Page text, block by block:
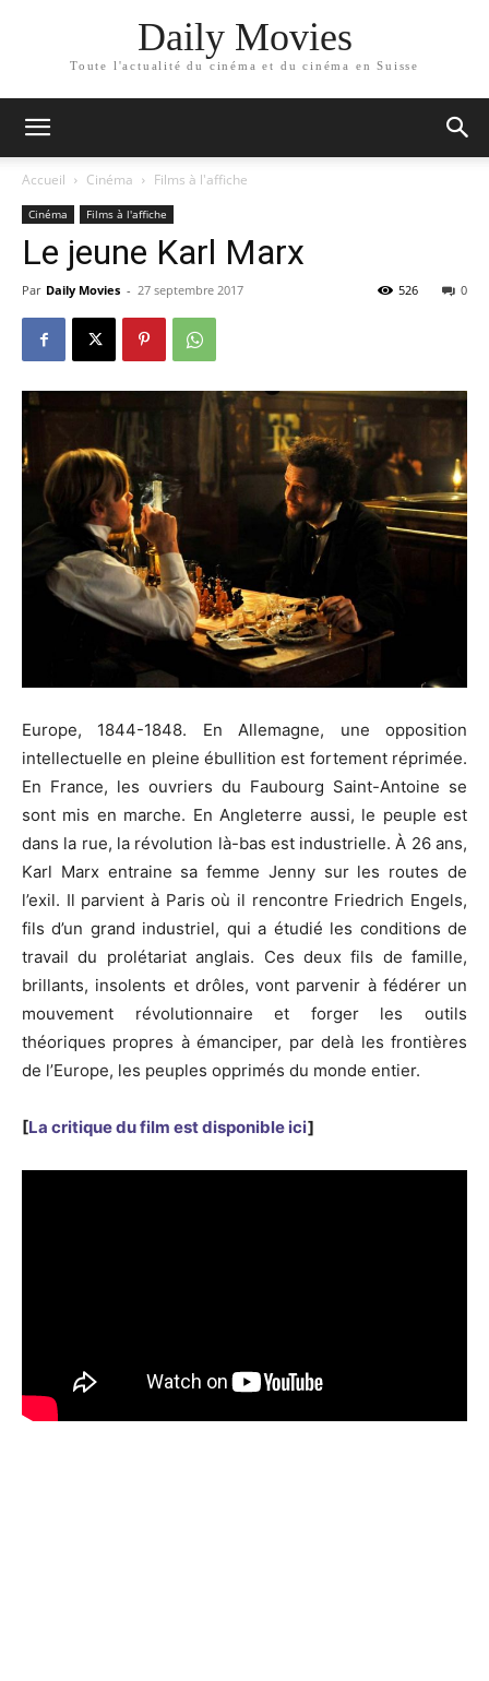
Daily Movies
Toute l'actualité du cinéma et du cinéma en Suisse
Accueil Cinéma Films à l'affiche
Cinéma Films à l'affiche
Le jeune Karl Marx
Par Daily Movies - 27 septembre 2017 0
526
Europe, 1844-1848. En Allemagne, une opposition
intellectuelle en pleine ébullition est fortement réprimée.
En France, les ouvriers du Faubourg Saint-Antoine se
sont mis en marche. En Angleterre aussi, le peuple est
dans la rue, la révolution là-bas est industrielle. À 26 ans,
Karl Marx entraine sa femme Jenny sur les routes de
l’exil. Il parvient à Paris où il rencontre Friedrich Engels,
fils d’un grand industriel, qui a étudié les conditions de
travail du prolétariat anglais. Ces deux fils de famille,
brillants, insolents et drôles, vont parvenir à fédérer un
mouvement révolutionnaire et forger les outils
théoriques propres à émanciper, par delà les frontières
de l’Europe, les peuples opprimés du monde entier.
[La critique du film est disponible ici]